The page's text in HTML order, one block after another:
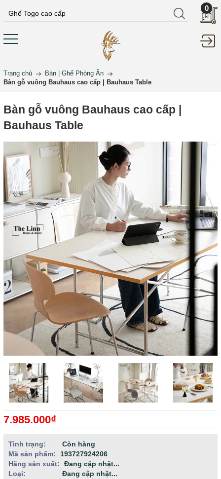
0
Trang chủ
Bàn | Ghế Phòng Ăn
Bàn gỗ vuông Bauhaus cao cấp | Bauhaus Table
Bàn gỗ vuông Bauhaus cao cấp |
Bauhaus Table
7.985.000₫
Tình trạng:
Còn hàng
Mã sản phẩm:
193727924206
Hãng sản xuất:
Đang cập nhật...
Loại:
Đang cập nhật...